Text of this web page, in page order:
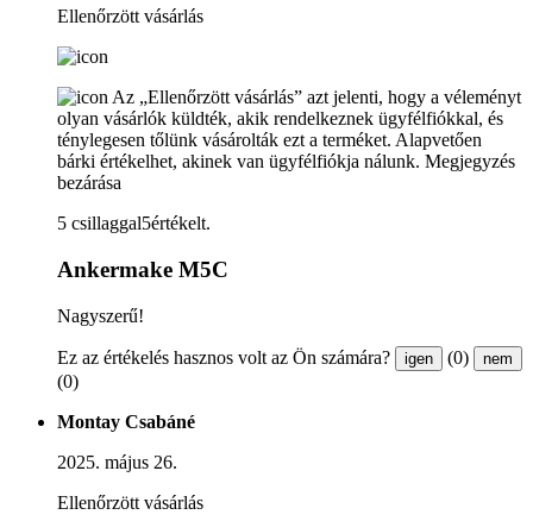
Ellenőrzött vásárlás
Az „Ellenőrzött vásárlás” azt jelenti, hogy a véleményt
olyan vásárlók küldték, akik rendelkeznek ügyfélfiókkal, és
ténylegesen tőlünk vásárolták ezt a terméket. Alapvetően
bárki értékelhet, akinek van ügyfélfiókja nálunk. Megjegyzés
bezárása
5 csillaggal5értékelt.
Ankermake M5C
Nagyszerű!
Ez az értékelés hasznos volt az Ön számára? igen (0) nem
(0)
Montay Csabáné
2025. május 26.
Ellenőrzött vásárlás